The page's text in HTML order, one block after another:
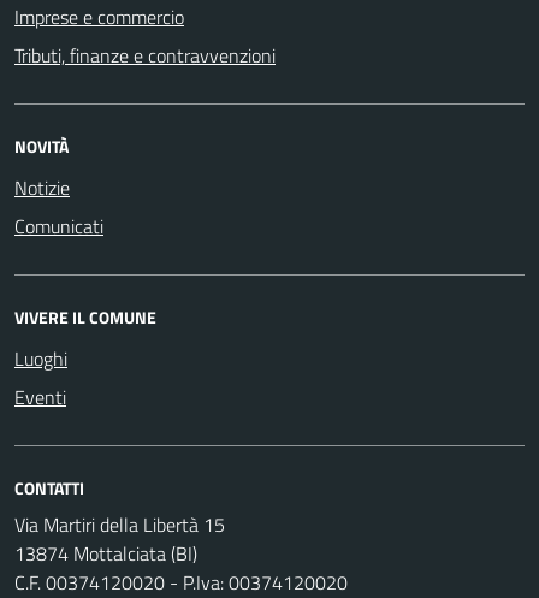
Imprese e commercio
Tributi, finanze e contravvenzioni
NOVITÀ
Notizie
Comunicati
VIVERE IL COMUNE
Luoghi
Eventi
CONTATTI
Via Martiri della Libertà 15
13874 Mottalciata (BI)
C.F. 00374120020 - P.Iva: 00374120020